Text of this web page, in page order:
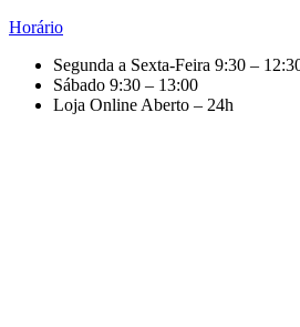
Horário
Segunda a Sexta-Feira 9:30 –
Sábado 9:30 – 13:00
Loja Online Aberto – 24h